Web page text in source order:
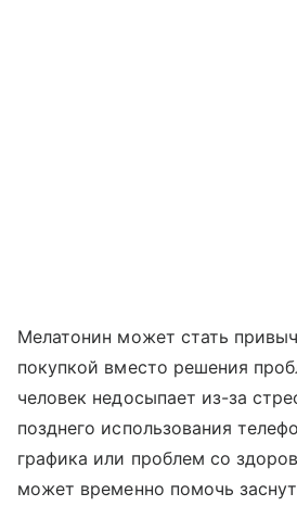
Мелатонин может стать
покупкой вместо решения
человек недосыпает из-за
позднего использования
графика или проблем со
может временно помочь